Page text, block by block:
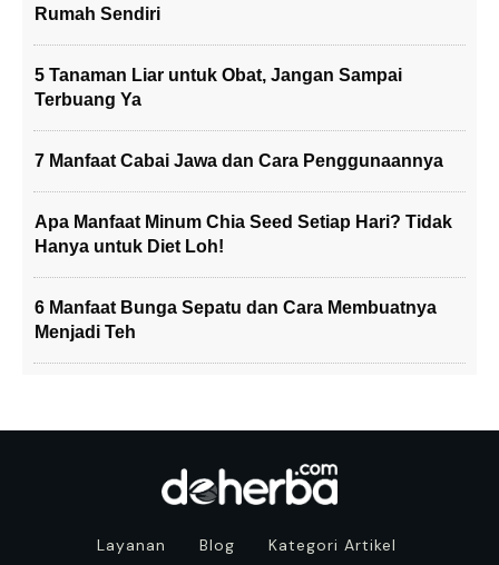
Rumah Sendiri
5 Tanaman Liar untuk Obat, Jangan Sampai
Terbuang Ya
7 Manfaat Cabai Jawa dan Cara Penggunaannya
Apa Manfaat Minum Chia Seed Setiap Hari? Tidak
Hanya untuk Diet Loh!
6 Manfaat Bunga Sepatu dan Cara Membuatnya
Menjadi Teh
Layanan Blog Kategori Artikel